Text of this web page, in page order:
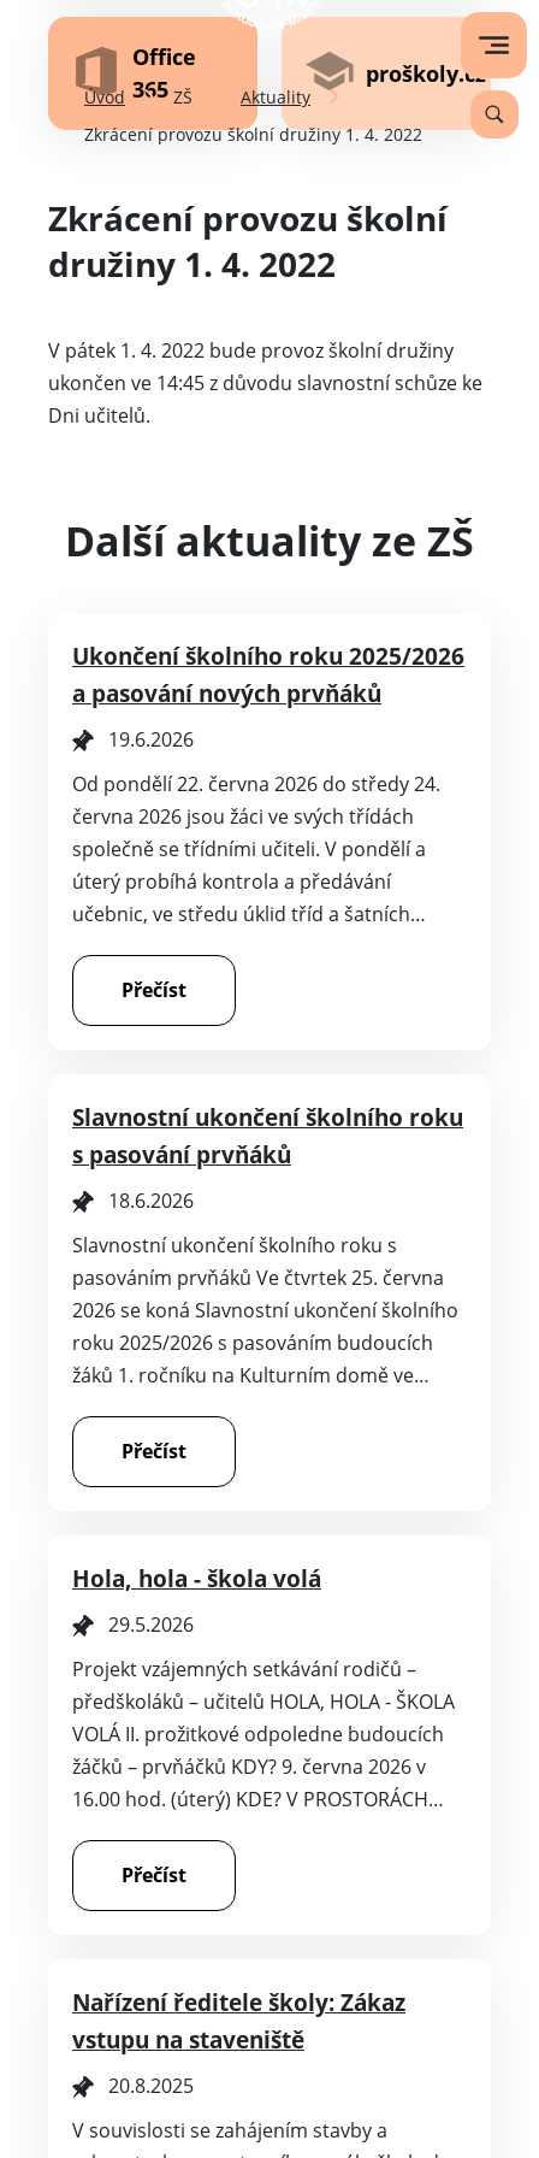
Office
365
proškoly.cz
Úvod ZŠ
Aktuality
Zkrácení provozu školní družiny 1. 4. 2022
Zkrácení provozu školní
družiny 1. 4. 2022
V pátek 1. 4. 2022 bude provoz školní družiny
ukončen ve 14:45 z důvodu slavnostní schůze ke
Dni učitelů.
Další aktuality ze ZŠ
Ukončení školního roku 2025/2026
a pasování nových prvňáků
19.6.2026
Od pondělí 22. června 2026 do středy 24.
června 2026 jsou žáci ve svých třídách
společně se třídními učiteli. V pondělí a
úterý probíhá kontrola a předávání
učebnic, ve středu úklid tříd a šatních…
Přečíst
Slavnostní ukončení školního roku
s pasování prvňáků
18.6.2026
Slavnostní ukončení školního roku s
pasováním prvňáků Ve čtvrtek 25. června
2026 se koná Slavnostní ukončení školního
roku 2025/2026 s pasováním budoucích
žáků 1. ročníku na Kulturním domě ve…
Přečíst
Hola, hola - škola volá
29.5.2026
Projekt vzájemných setkávání rodičů –
předškoláků – učitelů HOLA, HOLA - ŠKOLA
VOLÁ II. prožitkové odpoledne budoucích
žáčků – prvňáčků KDY? 9. června 2026 v
16.00 hod. (úterý) KDE? V PROSTORÁCH…
Přečíst
Nařízení ředitele školy: Zákaz
vstupu na staveniště
20.8.2025
V souvislosti se zahájením stavby a